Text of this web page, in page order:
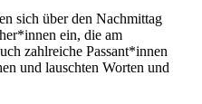
sich über den Nachmittag
ein, die am
zahlreiche Passant*innen
und lauschten Worten und